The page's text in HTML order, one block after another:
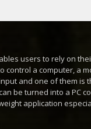
users to rely on
control a computer, a
and one of them is
be turned into a PC
application